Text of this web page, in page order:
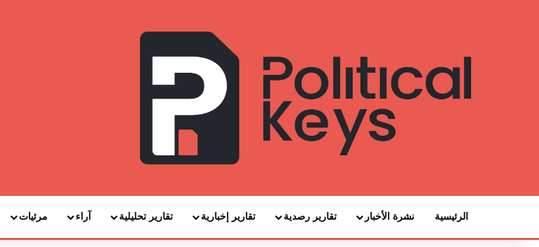
الرئيسية نشرة الأخبار تقارير رصدية تقارير إخبارية تقارير تحليلية آراء مرئيات